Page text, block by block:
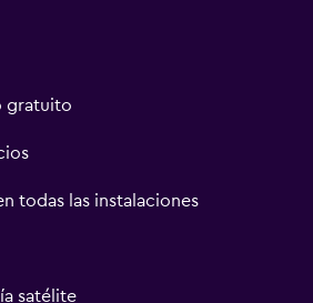
gratuito
todas las instalaciones
satélite